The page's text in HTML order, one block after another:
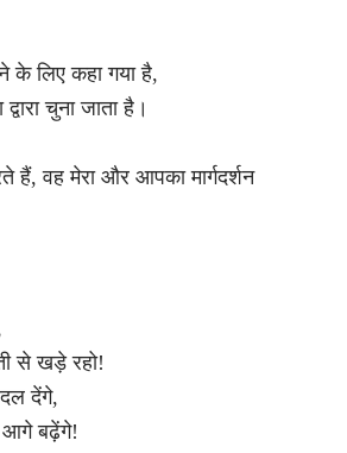
के लिए कहा गया है,
चुना जाता है।
हैं, वह मेरा और आपका मार्गदर्शन
से खड़े रहो!
देंगे,
बढ़ेंगे!